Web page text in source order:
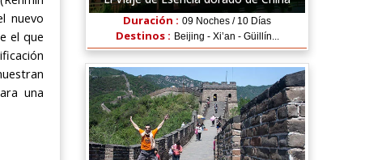
nuevo
el que
una
Duración : 09 Noches / 10 Días
Destinos : Beijing - Xi’an - Güillín...